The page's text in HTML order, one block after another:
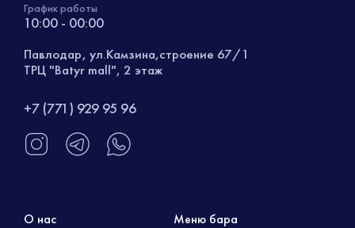
График работы
10:00 - 00:00
Павлодар, ул.Камзина,строение 67/1
ТРЦ "Batyr mall", 2 этаж
+7 (771) 929 95 96
О нас Меню бара